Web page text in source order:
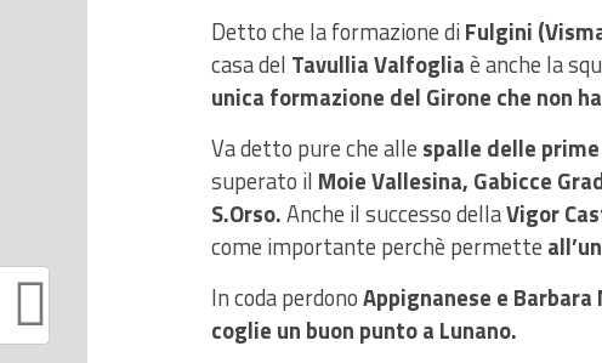
Detto che la formazione diFulgini
casa del Tavullia Valfogliaè anche la
unica formazione del Girone che non
Va detto pure che alle spalle delle
superato il Moie Vallesina, Gabicce
S.Orso.Anche il successo dellaVigor
come importante perchè permette
In coda perdonoAppignanese e Barbara
coglie un buon punto a Lunano.